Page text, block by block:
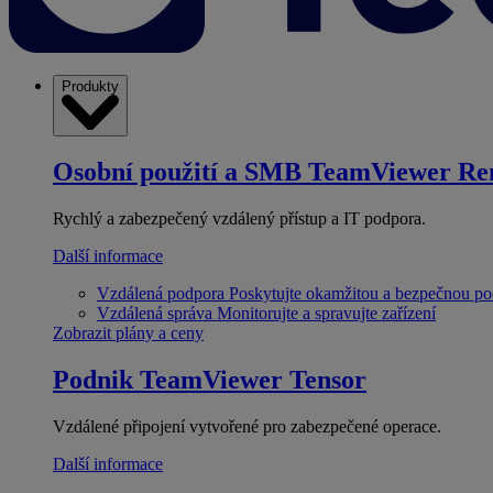
Produkty
Osobní použití a SMB TeamViewer
Rychlý a zabezpečený vzdálený přístup a IT podpora.
Další informace
Vzdálená podpora Poskytujte okamžitou a bezpečnou
Vzdálená správa Monitorujte a spravujte zařízení
Zobrazit plány a ceny
Podnik TeamViewer Tensor
Vzdálené připojení vytvořené pro zabezpečené operace.
Další informace